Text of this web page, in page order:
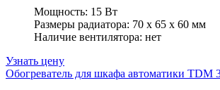
Мощность: 15 Вт
Размеры радиатора: 70 х 65 х 60 мм
Наличие вентилятора: нет
Узнать цену
Обогреватель для шкафа автоматики TDM